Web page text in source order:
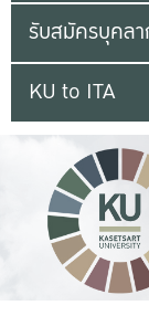
รับสมัครบุคล
KU to ITA